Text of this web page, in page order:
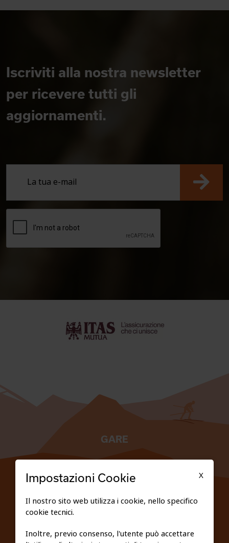
Iscriviti alla nostra newsletter
per ricevere tutti gli
aggiornamenti.
GARE
X
Impostazioni Cookie
Il nostro sito web utilizza i cookie, nello specifico
cookie tecnici.
Inoltre, previo consenso, l'utente può accettare